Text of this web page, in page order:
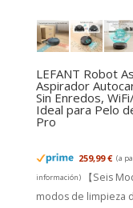
LEFANT Robot
Aspirador
Sin Enredos,
Ideal para Pelo
Pro
259,99 € (a
información)
【Seis
modos de limpieza